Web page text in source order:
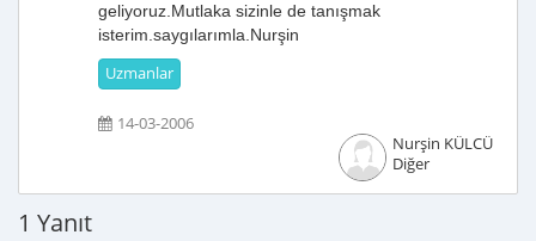
geliyoruz.Mutlaka sizinle de tanışmak
isterim.saygılarımla.Nurşin
Uzmanlar
14-03-2006
Nurşin KÜLCÜ
Diğer
1 Yanıt